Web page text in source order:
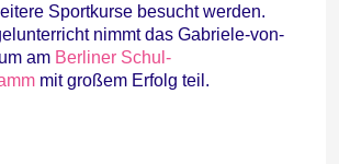
Sportkurse besucht werden.
nimmt das Gabriele-von-
am Berliner Schul-
mit großem Erfolg teil.